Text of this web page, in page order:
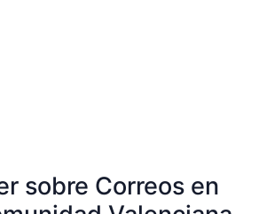
sobre Correos en